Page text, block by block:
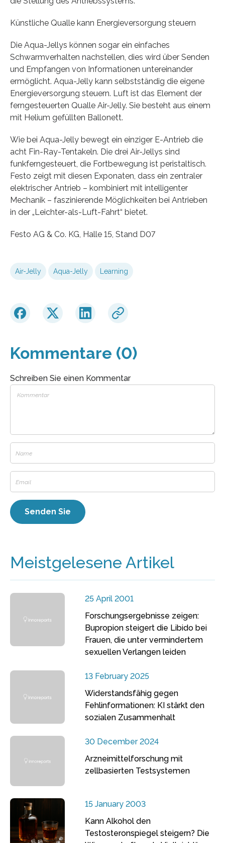
Künstliche Qualle kann Energieversorgung steuern
Die Aqua-Jellys können sogar ein einfaches
Schwarmverhalten nachstellen, dies wird über Senden
und Empfangen von Informationen untereinander
ermöglicht. Aqua-Jelly kann selbstständig die eigene
Energieversorgung steuern. Luft ist das Element der
ferngesteuerten Qualle Air-Jelly. Sie besteht aus einem
mit Helium gefüllten Ballonett.
Wie bei Aqua-Jelly bewegt ein einziger E-Antrieb die
acht Fin-Ray-Tentakeln. Die drei Air-Jellys sind
funkferngesteuert, die Fortbewegung ist peristaltisch.
Festo zeigt mit diesen Exponaten, dass ein zentraler
elektrischer Antrieb – kombiniert mit intelligenter
Mechanik – faszinierende Möglichkeiten bei Antrieben
in der „Leichter-als-Luft-Fahrt“ bietet.
Festo AG & Co. KG, Halle 15, Stand D07
Air-Jelly Aqua-Jelly Learning
Kommentare (0)
Schreiben Sie einen Kommentar
Meistgelesene Artikel
25 April 2001
Forschungsergebnisse zeigen:
Bupropion steigert die Libido bei
Frauen, die unter vermindertem
sexuellen Verlangen leiden
13 February 2025
Widerstandsfähig gegen
Fehlinformationen: KI stärkt den
sozialen Zusammenhalt
30 December 2024
Arzneimittelforschung mit
zellbasierten Testsystemen
15 January 2003
Kann Alkohol den
Testosteronspiegel steigern? Die